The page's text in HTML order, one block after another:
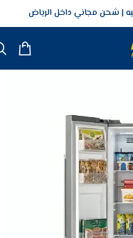
شحن مجاني داخل الرياض